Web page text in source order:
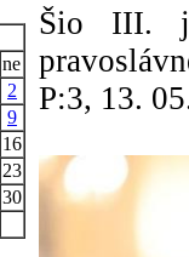
ne
2
9
16
23
30
Šio III. je
P:3, 13.